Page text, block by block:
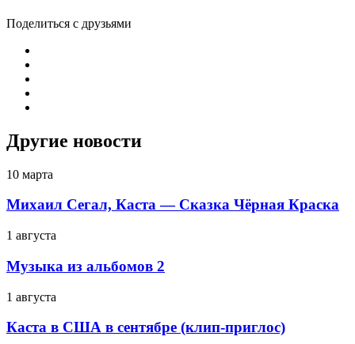
Поделиться с друзьями
Другие новости
10 марта
Михаил Сегал, Каста — Сказка Чёрная Краска
1 августа
Музыка из альбомов 2
1 августа
Каста в США в сентябре (клип-приглос)